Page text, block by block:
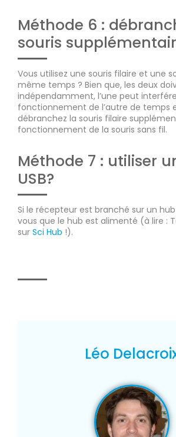
Méthode 6 :
souris
Vous utilisez une souris filaire et une
même temps ? Bien que, les deux
indépendamment, l’une peut
fonctionnement de l’autre de temps
débranchez la souris filaire
fonctionnement de la souris sans fil.
Méthode 7 : utiliser
USB?
Si le récepteur est branché sur un hub
vous que le hub est alimenté (à lire :
sur Sci Hub !).
Léo